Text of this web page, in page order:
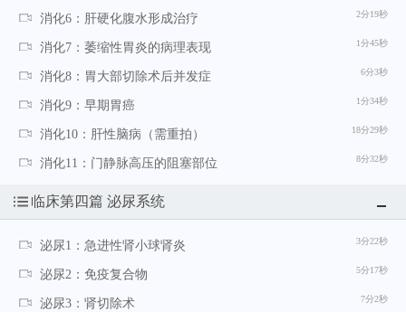
2分19秒
消化6：肝硬化腹水形成治疗
1分45秒
消化7：萎缩性胃炎的病理表现
6分3秒
消化8：胃大部切除术后并发症
1分34秒
消化9：早期胃癌
18分29秒
消化10：肝性脑病（需重拍）
8分32秒
消化11：门静脉高压的阻塞部位
临床第四篇 泌尿系统
3分22秒
泌尿1：急进性肾小球肾炎
5分17秒
泌尿2：免疫复合物
7分2秒
泌尿3：肾切除术